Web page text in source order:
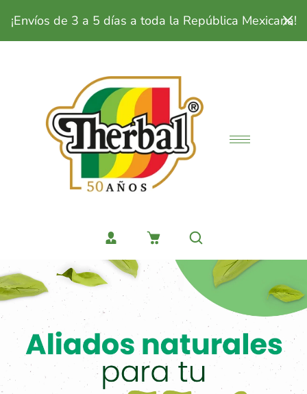
¡Envíos de 3 a 5 días a toda la República Mexicana!